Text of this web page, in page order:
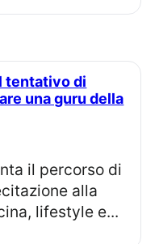
una guru della
alla
lifestyle e...